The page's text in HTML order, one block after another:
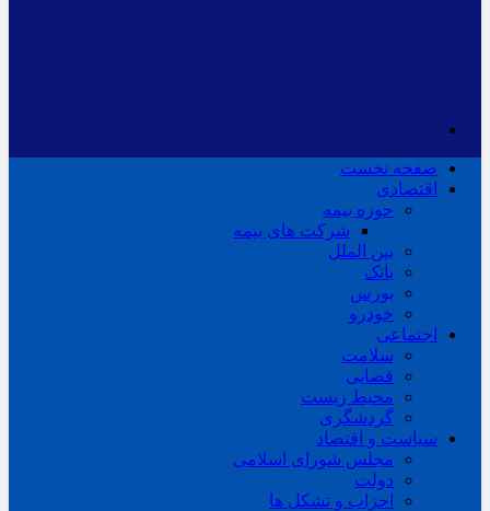
صفحه نخست
اقتصادی
حوزه بیمه
شرکت های بیمه
بین الملل
بانک
بورس
خودرو
اجتماعی
سلامت
قضایی
محیط زیست
گردشگری
سیاست و اقتصاد
مجلس شورای اسلامی
دولت
احزاب و تشکل ها